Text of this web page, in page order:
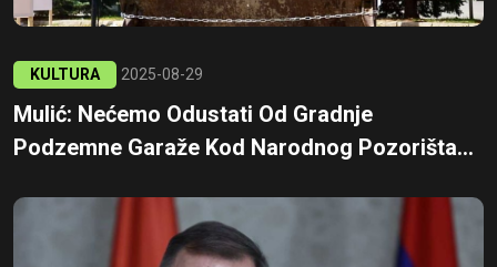
KULTURA 2025-08-29
Mulić: Nećemo Odustati Od Gradnje
Podzemne Garaže Kod Narodnog Pozorišta...